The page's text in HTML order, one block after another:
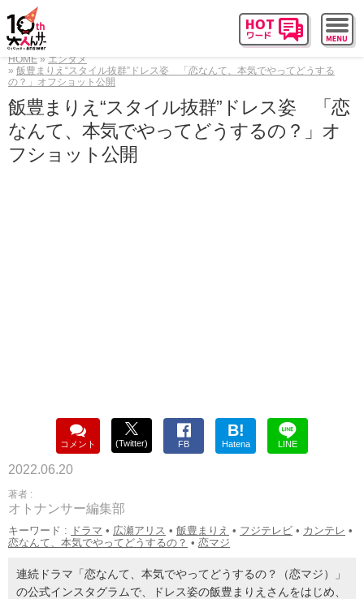
HOME
エンタメ
飯豊まりえ“スタイル抜群”ドレス姿 「恋なんて、本気でやってどうする
の？」オフショット公開
飯豊まりえ“スタイル抜群”ドレス姿 「恋
なんて、本気でやってどうするの？」オ
フショット公開
コメント (Twitter) FB
B!
Hatena LINE
2022.06.20
著者 :
オトナンサー編集部
キーワード : ドラマ • 広瀬アリス • 飯豊まりえ • フジテレビ • カンテレ •
恋なんて、本気でやってどうするの？ • 恋マジ
連続ドラマ「恋なんて、本気でやってどうするの？（恋マジ）」
の公式インスタグラムで、ドレス姿の飯豊まりえさんをはじめ、